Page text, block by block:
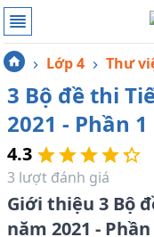
Lớp 4 Thư
3 Bộ đề thi
2021 - Phần
Giới thiệu 3 Bộ
năm 2021 -
4.3
3 lượt đánh giá